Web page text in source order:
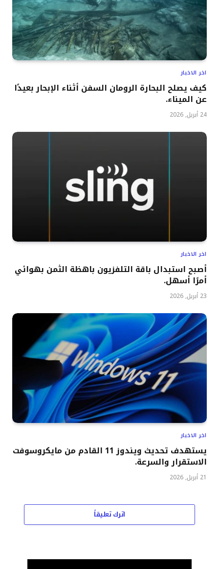
اخر الاخبار
كيف يصلح البحارة الرومان السفن أثناء الإبحار بعيدًا
عن الميناء.
24 أبريل, 2026
اخر الاخبار
أصبح استبدال باقة التلفزيون باهظة الثمن بهوائي
أمرًا أسهل.
23 أبريل, 2026
اخر الاخبار
يستهدف تحديث ويندوز 11 القادم من مايكروسوفت
الاستقرار والسرعة.
21 أبريل, 2026
اترك تعليقاً